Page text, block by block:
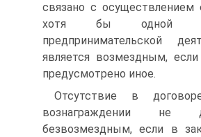
связано с осуществлением
хотя бы одной
предпринимательской
является возмездным,
предусмотрено иное.
Отсутствие в
вознаграждении не
безвозмездным, если в